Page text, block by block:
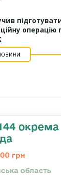
операцію
окрема
грн
область